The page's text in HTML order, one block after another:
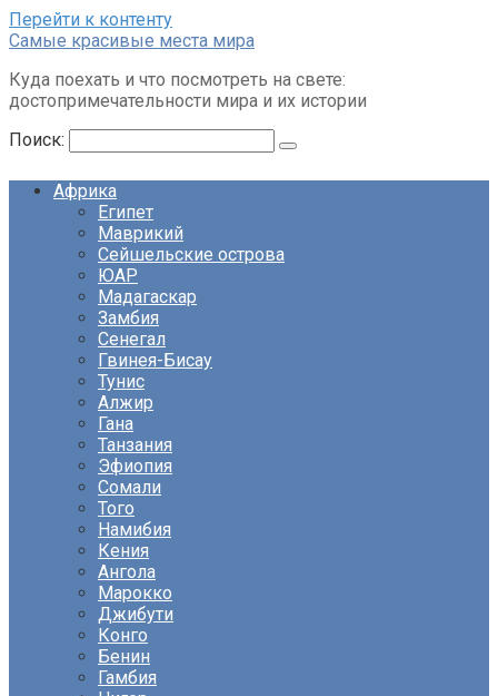
Перейти к контенту
Cамые красивые места мира
Куда поехать и что посмотреть на свете:
достопримечательности мира и их истории
Поиск:
Африка
Египет
Маврикий
Сейшельские острова
ЮАР
Мадагаскар
Замбия
Сенегал
Гвинея-Бисау
Тунис
Алжир
Гана
Танзания
Эфиопия
Сомали
Того
Намибия
Кения
Ангола
Марокко
Джибути
Конго
Бенин
Гамбия